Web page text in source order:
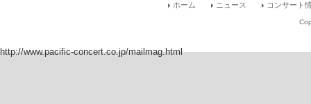
ホーム ニュース コンサート
http://www.pacific-concert.co.jp/mailmag.html